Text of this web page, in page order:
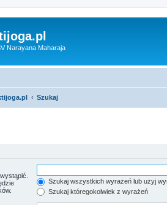
Narayana Maharaja
Szukaj
Szukaj wszystkich wyrażeń lub użyj
Szukaj któregokolwiek z wyrażeń